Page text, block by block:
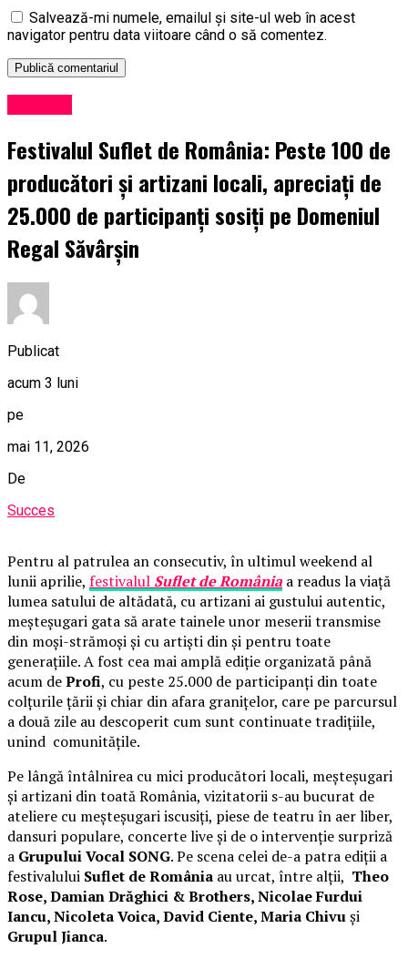
Salvează-mi numele, emailul și site-ul web în acest
navigator pentru data viitoare când o să comentez.
Festivalul Suflet de România: Peste 100 de
producători și artizani locali, apreciați de
25.000 de participanți sosiți pe Domeniul
Regal Săvârșin
Publicat
acum 3 luni
pe
mai 11, 2026
De
Succes
Pentru al patrulea an consecutiv, în ultimul weekend al
lunii aprilie, festivalul Suflet de România a readus la viață
lumea satului de altădată, cu artizani ai gustului autentic,
meșteșugari gata să arate tainele unor meserii transmise
din moși-strămoși și cu artiști din și pentru toate
generațiile. A fost cea mai amplă ediție organizată până
acum deProfi, cu peste 25.000 de participanți din toate
colțurile țării și chiar din afara granițelor, care pe parcursul
a două zile au descoperit cum sunt continuate tradițiile,
unind comunitățile.
Pe lângă întâlnirea cu mici producători locali, meșteșugari
și artizani din toată România, vizitatorii s-au bucurat de
ateliere cu meșteșugari iscusiți, piese de teatru în aer liber,
dansuri populare, concerte live și de o intervenție surpriză
a Grupului Vocal SONG. Pe scena celei de-a patra ediții a
festivalului Suflet de România au urcat, între alții, Theo
Rose, Damian Drăghici & Brothers, Nicolae Furdui
Iancu, Nicoleta Voica, David Ciente, Maria Chivuși
Grupul Jianca.